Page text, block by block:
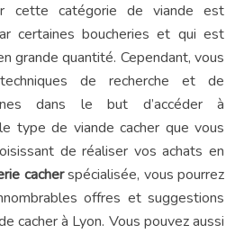
cette catégorie de viande est
certaines boucheries et qui est
grande quantité. Cependant, vous
de recherche et de
dans le but d’accéder à
type de viande cacher que vous
de réaliser vos achats en
cacherspécialisée, vous pourrez
offres et suggestions
cacher à Lyon. Vous pouvez aussi